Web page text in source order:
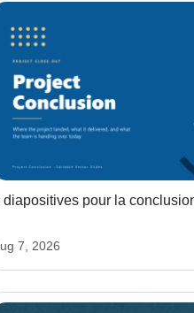
diapositives pour la
7, 2026